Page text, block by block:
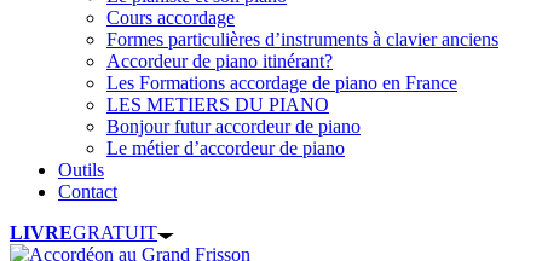
Cours accordage
Formes particulières d’instruments à clavier anciens
Accordeur de piano itinérant?
Les Formations accordage de piano en France
LES METIERS DU PIANO
Bonjour futur accordeur de piano
Le métier d’accordeur de piano
Outils
Contact
LIVREGRATUIT